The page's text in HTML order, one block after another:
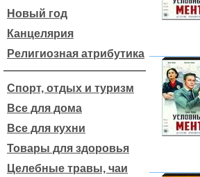
Новый год
Канцелярия
Религиозная атрибутика
Спорт, отдых и туризм
Все для дома
Все для кухни
Товары для здоровья
Целебные травы, чаи